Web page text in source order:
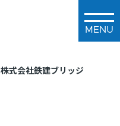
株式会社鉄建ブリッジ